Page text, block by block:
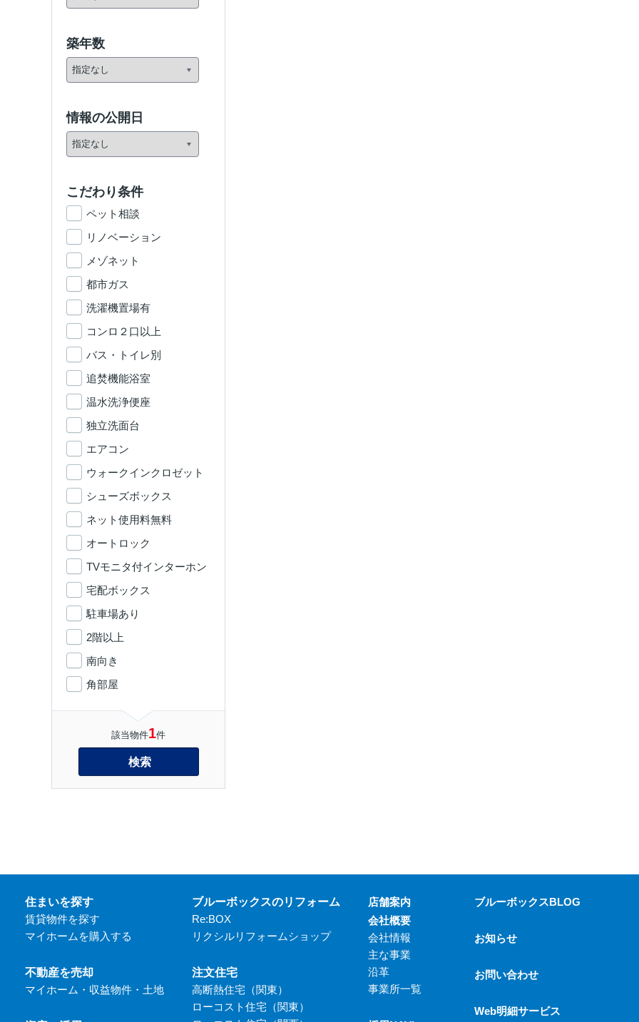
築年数
情報の公開日
こだわり条件
ペット相談
リノベーション
メゾネット
都市ガス
洗濯機置場有
コンロ２口以上
バス・トイレ別
追焚機能浴室
温水洗浄便座
独立洗面台
エアコン
ウォークインクロゼット
シューズボックス
ネット使用料無料
オートロック
TVモニタ付インターホン
宅配ボックス
駐車場あり
2階以上
南向き
角部屋
該当物件1件
検索
住まいを探す
賃貸物件を探す
マイホームを購入する
不動産を売却
マイホーム・収益物件・土地
ブルーボックスのリフォーム
Re:BOX
リクシルリフォームショップ
注文住宅
高断熱住宅（関東）
ローコスト住宅（関東）
店舗案内
会社概要
会社情報
主な事業
沿革
事業所一覧
ブルーボックスBLOG
お知らせ
お問い合わせ
Web明細サービス